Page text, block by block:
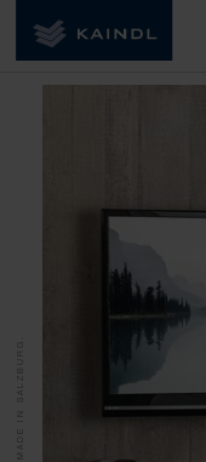
MADE IN SALZBURG.